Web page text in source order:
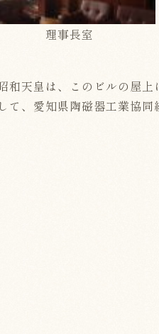
理事長室
和天皇は、このビルの屋
、愛知県陶磁器工業協同